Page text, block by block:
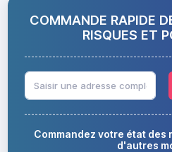
COMMANDE RAPIDE
RISQUES ET
Commandez votre état
d'autres